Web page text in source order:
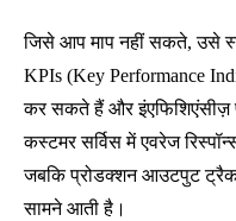
जिसे आप माप नहीं सकते, उसे
KPIs (Key Performance
कर सकते हैं और
कस्टमर सर्विस में एवरेज
जबकि प्रोडक्शन आउटपुट ट्रैक
सामने आती है।